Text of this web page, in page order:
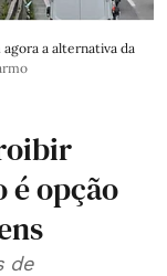
a alternativa da
é opção
de